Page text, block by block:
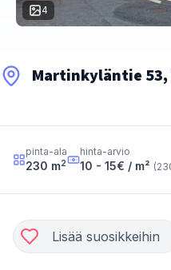
4
Martinkyläntie 53,
pinta-ala
230 m2
hinta-arvio
10 - 15€ / m² (
Lisää suosikkeihin